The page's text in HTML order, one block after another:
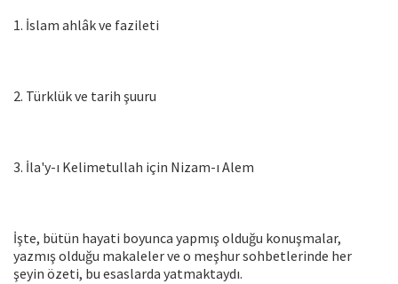
1. İslam ahlâk ve fazileti
2. Türklük ve tarih şuuru
3. İla'y-ı Kelimetullah için Nizam-ı Alem
İşte, bütün hayati boyunca yapmış olduğu konuşmalar,
yazmış olduğu makaleler ve o meşhur sohbetlerinde her
şeyin özeti, bu esaslarda yatmaktaydı.